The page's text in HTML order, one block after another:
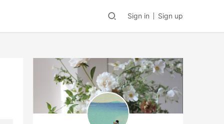
Sign in Sign up